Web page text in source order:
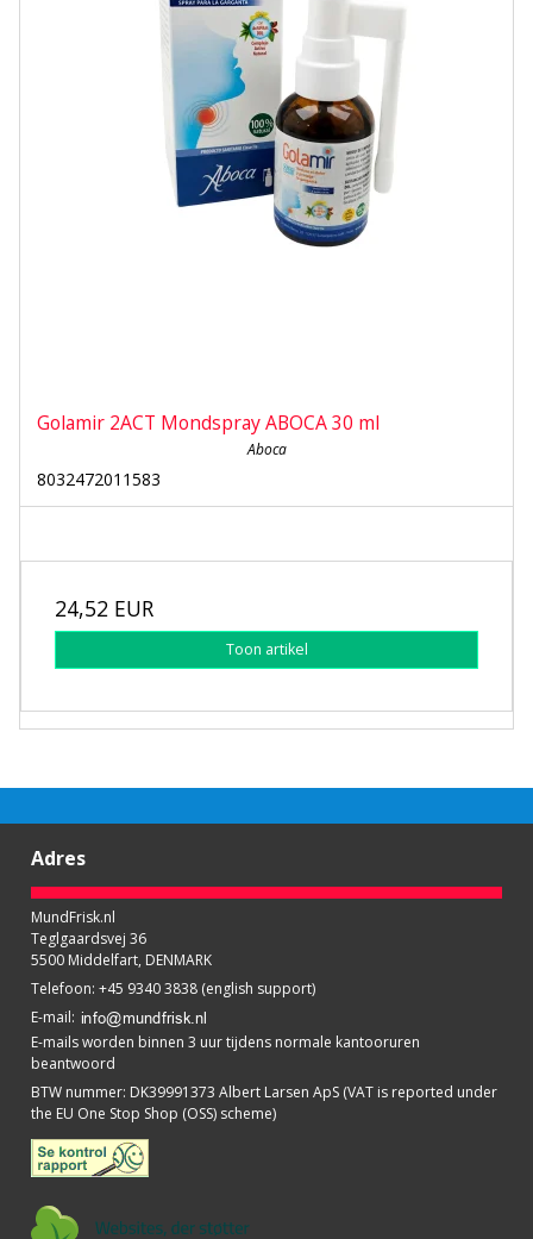
Golamir 2ACT Mondspray ABOCA 30 ml
Aboca
8032472011583
24,52 EUR
Toon artikel
Adres
MundFrisk.nl
Teglgaardsvej 36
5500 Middelfart, DENMARK
Telefoon: +45 9340 3838 (english support)
E-mail:
E-mails worden binnen 3 uur tijdens normale kantooruren
beantwoord
BTW nummer: DK39991373 Albert Larsen ApS (VAT is reported under
the EU One Stop Shop (OSS) scheme)